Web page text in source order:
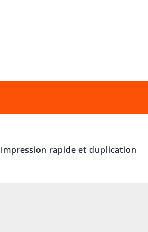
Impression rapide et duplication